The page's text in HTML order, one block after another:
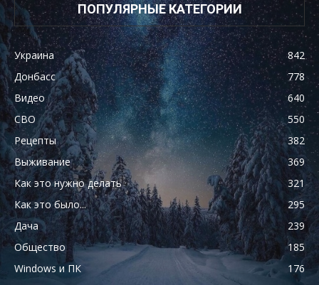
ПОПУЛЯРНЫЕ КАТЕГОРИИ
Украина
842
Донбасс
778
Видео
640
СВО
550
Рецепты
382
Выживание
369
Как это нужно делать
321
Как это было...
295
Дача
239
Общество
185
Windows и ПК
176